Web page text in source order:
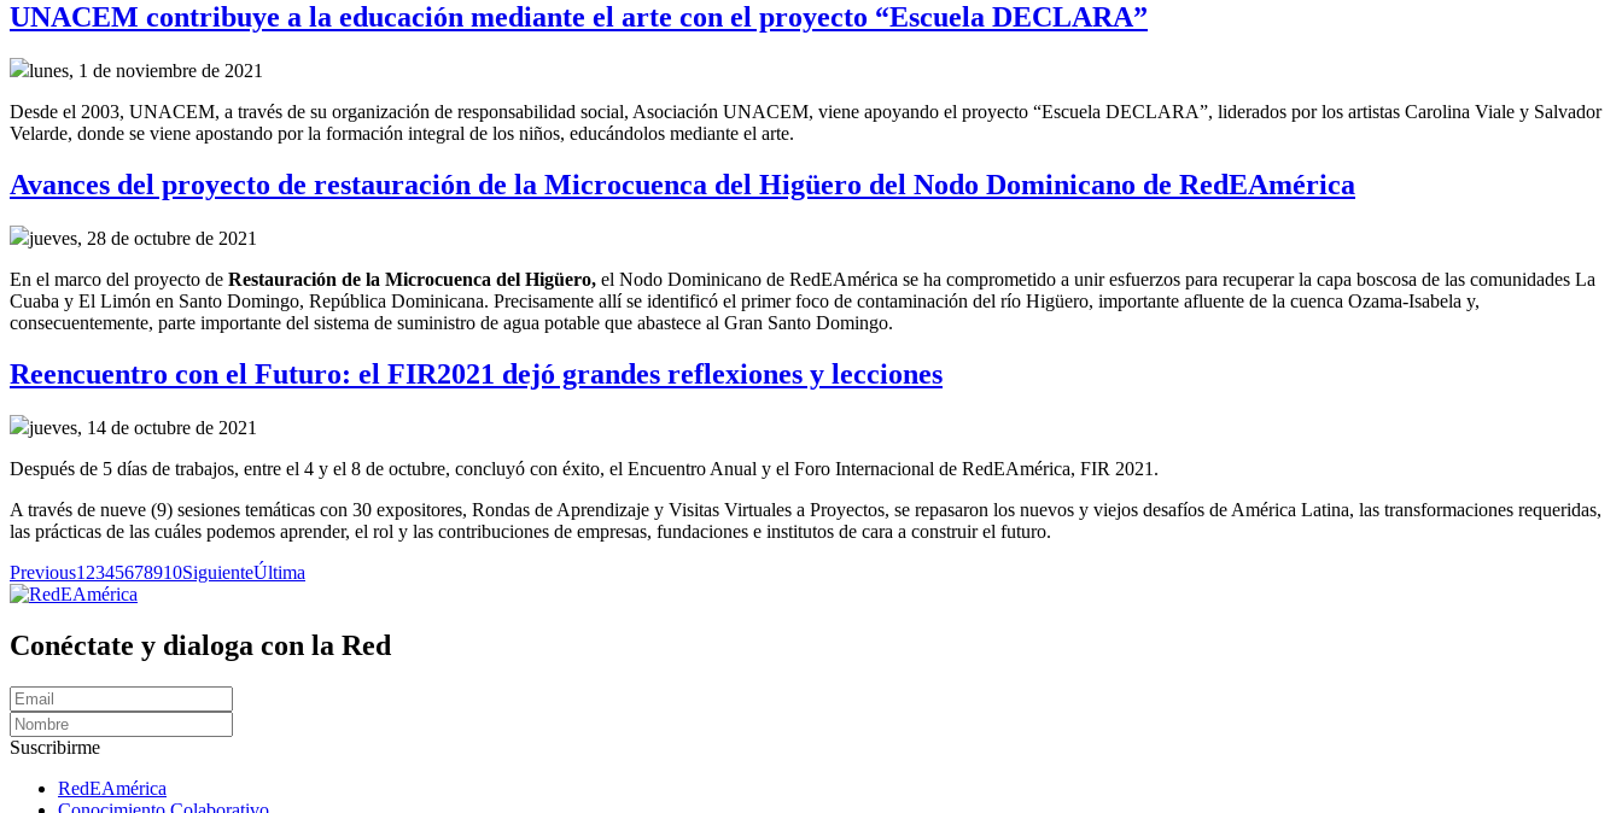
UNACEM contribuye a la educación mediante el arte con el proyecto “Escuela DECLARA”
lunes, 1 de noviembre de 2021
Desde el 2003, UNACEM, a través de su organización de responsabilidad social, Asociación UNACEM, viene apoyando el proyecto “Escuela DECLARA”, liderados por los artistas Carolina Viale y Salvador
Velarde, donde se viene apostando por la formación integral de los niños, educándolos mediante el arte.
Avances del proyecto de restauración de la Microcuenca del Higüero del Nodo Dominicano de RedEAmérica
jueves, 28 de octubre de 2021
En el marco del proyecto de Restauración de la Microcuenca del Higüero, el Nodo Dominicano de RedEAmérica se ha comprometido a unir esfuerzos para recuperarla capa boscosa de las comunidades La
Cuaba y El Limón en Santo Domingo, República Dominicana. Precisamente allíse identificó el primer foco de contaminación del río Higüero, importante afluente de la cuenca Ozama-Isabela y,
consecuentemente, parte importante del sistema de suministro de agua potable que abastece al Gran Santo Domingo.
Reencuentro con el Futuro: el FIR2021 dejó grandes reflexiones y lecciones
jueves, 14 de octubre de 2021
Después de 5 días de trabajos, entre el 4 y el 8 de octubre, concluyó con éxito, el Encuentro Anual y el Foro Internacional de RedEAmérica, FIR 2021.
A través de nueve (9) sesiones temáticas con 30 expositores, Rondas de Aprendizaje y Visitas Virtuales a Proyectos, se repasaron los nuevos y viejos desafíos de América Latina, las transformaciones requeridas,
las prácticas de las cuáles podemos aprender, el rol y las contribuciones de empresas, fundaciones e institutos de cara a construir el futuro.
Previous1 2345678910SiguienteÚltima
Conéctate y dialoga con la Red
Suscribirme
RedEAmérica